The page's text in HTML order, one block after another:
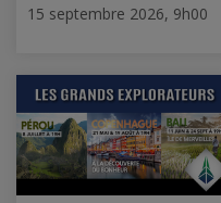
15 septembre 2026, 9h00